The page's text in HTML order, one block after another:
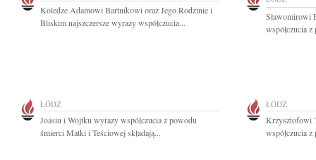
Koledze Adamowi Bartnikowi oraz Jego Rodzinie i
Bliskim najszczersze wyrazy współczucia...
Sławomirowi
współczucia
ŁÓDŹ
Joasiu i Wojtku wyrazy współczucia z powodu
śmierci Matki i Teściowej składają...
ŁÓDŹ
Krzysztofowi
współczucia